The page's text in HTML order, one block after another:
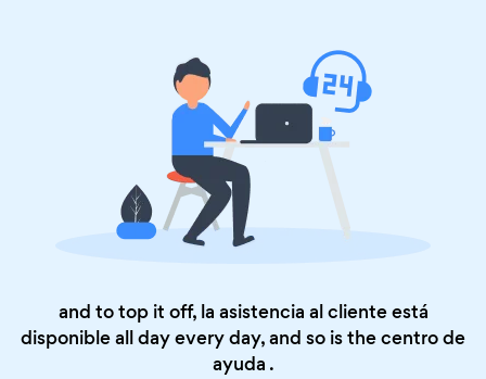
and to top it off, la asistencia al cliente está
disponible all day every day, and so is thecentro de
ayuda .